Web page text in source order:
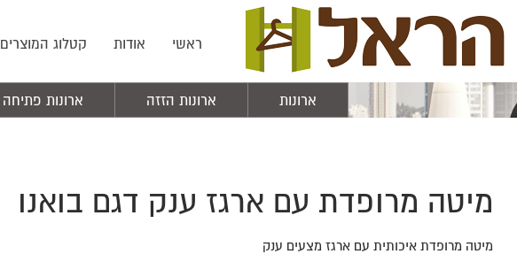
ראשי אודות קטלוג המוצרים
ארונות ארונות הזזה ארונות פתיחה
מיטה מרופדת עם ארגז ענק דגם בואנו
מיטה מרופדת איכותית עם ארגז מצעים ענק